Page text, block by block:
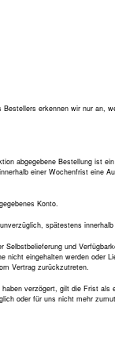
erkennen wir nur an,
abgegebene Bestellung ist
einer Wochenfrist eine
Konto.
spätestens
Selbstbelieferung und
nicht eingehalten werden oder
Vertrag zurückzutreten.
verzögert, gilt die Frist als
oder für uns nicht mehr